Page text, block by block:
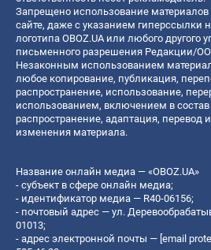
Запрещено использование
сайте, даже с указанием гиперссылки
логотипа OBOZ.UA или любого другого
письменного разрешения Редакции/
Незаконным использованием
любое копирование, публикация,
распространение, использование,
использованием, включением в состав
распространение, адаптация, перевод
изменения материала.
Название онлайн медиа — «OBOZ.UA»
- субъект в сфере онлайн медиа;
- идентификатор медиа — R40-06156;
- почтовый адрес — ул.
01013;
- адрес электронной почты — [email